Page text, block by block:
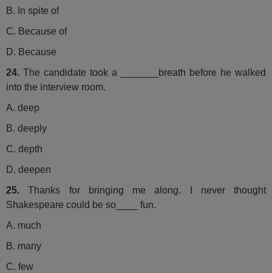
B. In spite of
C. Because of
D. Because
24. The candidate took a _______breath before he walked
into the interview room.
A. deep
B. deeply
C. depth
D. deepen
25.Thanks for bringing me along. I never thought
Shakespeare could be so____ fun.
A. much
B. many
C. few